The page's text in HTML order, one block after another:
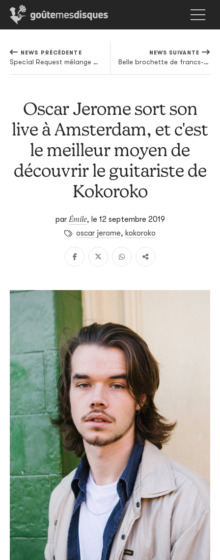
NEWS PRÉCÉDENTE
Special Request mélange R&B à l'ancienne et techno de Détroit sur son nouvel album
NEWS SUIVANTE
Belle brochette de francs-tireurs sur l'album de remixes de The Body
Oscar Jerome sort son
live à Amsterdam, et c'est
le meilleur moyen de
découvrir le guitariste de
Kokoroko
parÉmile, le 12 septembre 2019
oscar jerome, kokoroko